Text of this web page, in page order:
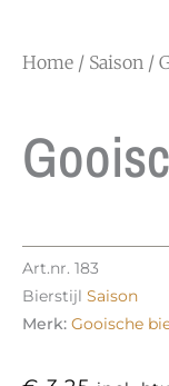
Home / Saison /
Art.nr. 183
Bierstijl Saison
Merk: Gooische